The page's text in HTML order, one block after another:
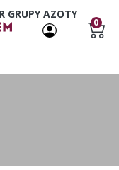
GRUPY AZOTY
0